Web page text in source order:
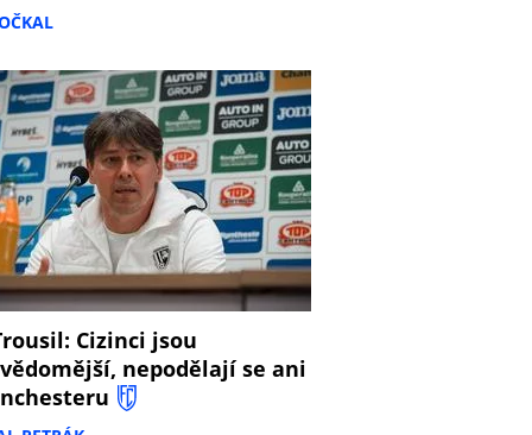
Cizinci jsou
nepodělají se ani